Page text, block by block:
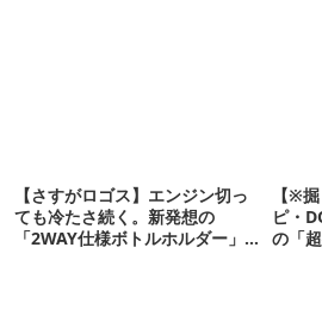
【さすがロゴス】エンジン切っ
ても冷たさ続く。新発想の
「2WAY仕様ボトルホルダー」が
【※
ピ・
の「